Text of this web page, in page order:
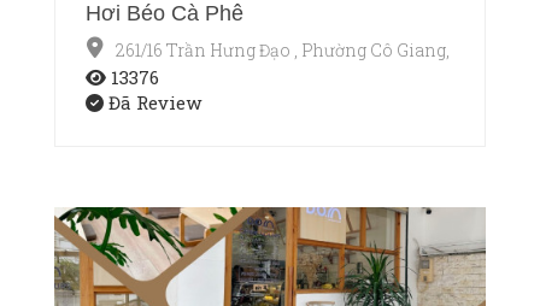
Hơi Béo Cà Phê
261/16 Trần Hưng Đạo , Phường Cô Giang, Quận 1,
13376
Đã Review